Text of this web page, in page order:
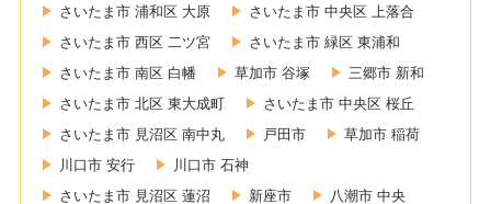
さいたま市 浦和区 大原
さいたま市 中央区 上落合
さいたま市 西区 二ツ宮
さいたま市 緑区 東浦和
さいたま市 南区 白幡
草加市 谷塚
三郷市 新和
さいたま市 北区 東大成町
さいたま市 中央区 桜丘
さいたま市 見沼区 南中丸
戸田市
草加市 稲荷
川口市 安行
川口市 石神
さいたま市 見沼区 蓮沼
新座市
八潮市 中央